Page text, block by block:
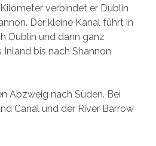
verbindet er Dublin
Der kleine Kanal führt in
Dublin und dann ganz
bis nach Shannon
Abzweig nach Süden. Bei
Canal und der River Barrow